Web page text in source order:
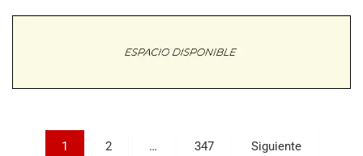
Paginación
1 2 … 347 Siguiente
Trenque Lauquen (Buenos Aires)
Villaguay (Entre Ríos)